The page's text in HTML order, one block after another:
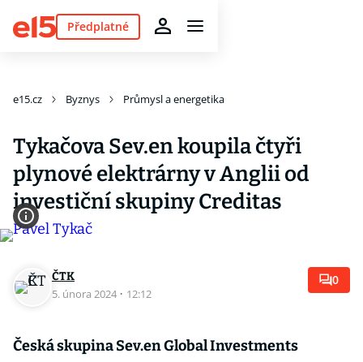
Předplatné
e15.cz Byznys Průmysl a energetika
Tykačova Sev.en koupila čtyři
plynové elektrárny v Anglii od
investiční skupiny Creditas
ČTK
5. února 2024 · 12:12
0
Česká skupina Sev.en Global Investments